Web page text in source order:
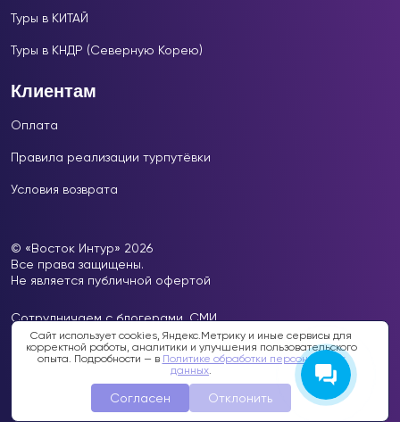
Туры в КИТАЙ
Туры в КНДР (Северную Корею)
Клиентам
Оплата
Правила реализации турпутёвки
Условия возврата
© «Восток Интур» 2026
Все права защищены.
Не является публичной офертой
Сотрудничаем с блогерами, СМИ.
Почта для СМИ:press@vоstokintur.ru
Политика в отношении персональных данных
Сайт использует cookies, Яндекс.Метрику и иные сервисы для
корректной работы, аналитики и улучшения пользовательского
опыта. Подробности — в Политике обработки персональных
данных.
Согласен Отклонить